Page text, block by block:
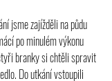
jsme zajížděli na půdu
po minulém výkonu
branky si chtěli spravit
Do utkání vstoupili